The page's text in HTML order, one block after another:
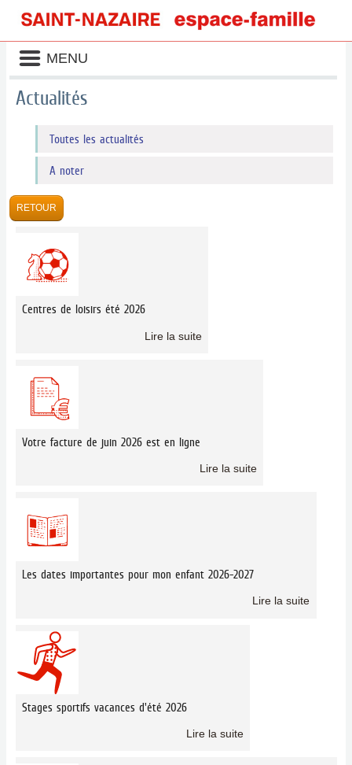
Liste
des
avertissements
MENU
Actualités
catégories
d'actualité
Toutes les actualités
A noter
Centres de loisirs été 2026
Lire la suite
Votre facture de juin 2026 est en ligne
Lire la suite
Les dates importantes pour mon enfant 2026-2027
Lire la suite
Stages sportifs vacances d'été 2026
Lire la suite